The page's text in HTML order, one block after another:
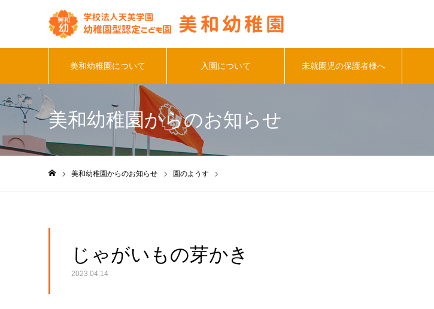
美和幼稚園について 入園について 未就園児の保護者様へ
美和幼稚園からのお知らせ
美和幼稚園からのお知らせ 園のようす
じゃがいもの芽かき
2023.04.14